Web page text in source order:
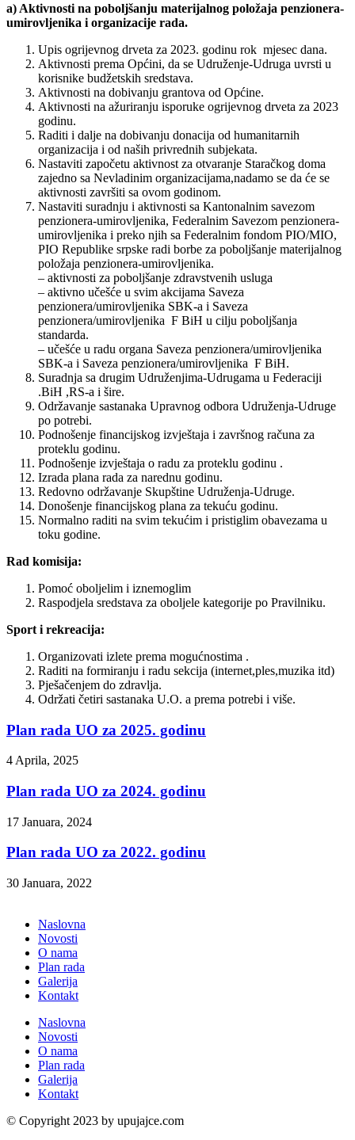
a) Aktivnosti na poboljšanju materijalnog položaja penzionera-
umirovljenika i organizacije rada.
Upis ogrijevnog drveta za 2023. godinu rok mjesec dana.
Aktivnosti prema Općini, da se Udruženje-Udruga uvrsti u
korisnike budžetskih sredstava.
Aktivnosti na dobivanju grantova od Općine.
Aktivnosti na ažuriranju isporuke ogrijevnog drveta za 2023
godinu.
Raditi i dalje na dobivanju donacija od humanitarnih
organizacija i od naših privrednih subjekata.
Nastaviti započetu aktivnost za otvaranje Staračkog doma
zajedno sa Nevladinim organizacijama,nadamo se da će se
aktivnosti završiti sa ovom godinom.
Nastaviti suradnju i aktivnosti sa Kantonalnim savezom
penzionera-umirovljenika, Federalnim Savezom penzionera-
umirovljenika i preko njih sa Federalnim fondom PIO/MIO,
PIO Republike srpske radi borbe za poboljšanje materijalnog
položaja penzionera-umirovljenika.
– aktivnosti za poboljšanje zdravstvenih usluga
– aktivno učešće u svim akcijama Saveza
penzionera/umirovljenika SBK-a i Saveza
penzionera/umirovljenika F BiH u cilju poboljšanja
standarda.
– učešće u radu organa Saveza penzionera/umirovljenika
SBK-a i Saveza penzionera/umirovljenika F BiH.
Suradnja sa drugim Udruženjima-Udrugama u Federaciji
.BiH ,RS-a i šire.
Održavanje sastanaka Upravnog odbora Udruženja-Udruge
po potrebi.
Podnošenje financijskog izvještaja i završnog računa za
proteklu godinu.
Podnošenje izvještaja o radu za proteklu godinu .
Izrada plana rada za narednu godinu.
Redovno održavanje Skupštine Udruženja-Udruge.
Donošenje financijskog plana za tekuću godinu.
Normalno raditi na svim tekućim i pristiglim obavezama u
toku godine.
Rad komisija:
Pomoć oboljelim i iznemoglim
Raspodjela sredstava za oboljele kategorije po Pravilniku.
Sport i rekreacija:
Organizovati izlete prema mogućnostima .
Raditi na formiranju i radu sekcija (internet,ples,muzika itd)
Pješačenjem do zdravlja.
Održati četiri sastanaka U.O. a prema potrebi i više.
Plan rada UO za 2025. godinu
4 Aprila, 2025
Plan rada UO za 2024. godinu
17 Januara, 2024
Plan rada UO za 2022. godinu
30 Januara, 2022
Naslovna
Novosti
O nama
Plan rada
Galerija
Kontakt
Naslovna
Novosti
O nama
Plan rada
Galerija
Kontakt
© Copyright 2023 by upujajce.com